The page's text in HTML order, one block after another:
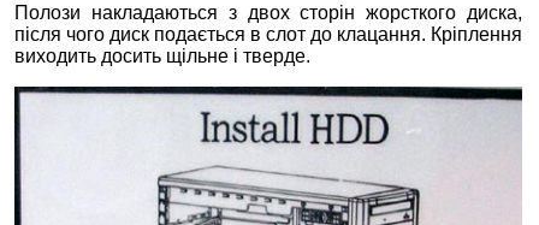
Полози накладаються з двох сторін жорсткого диска,
після чого диск подається в слот до клацання. Кріплення
виходить досить щільне і тверде.